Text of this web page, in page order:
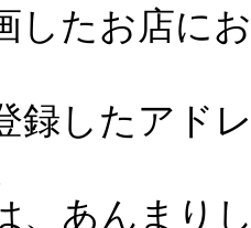
したお店に
録したアド
、あんまり